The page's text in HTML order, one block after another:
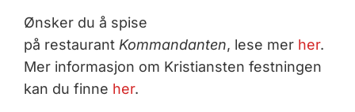
Ønsker du å spise
på restaurant Kommandanten, lese mer her.
Mer informasjon om Kristiansten festningen
kan du finne her.